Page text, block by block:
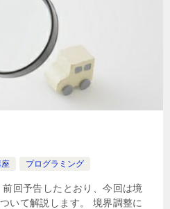
プログラミング
回予告したとおり、今回は境
いて解説します。 境界調整に